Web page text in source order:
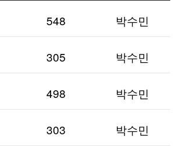
548 박수민
305 박수민
498 박수민
303 박수민